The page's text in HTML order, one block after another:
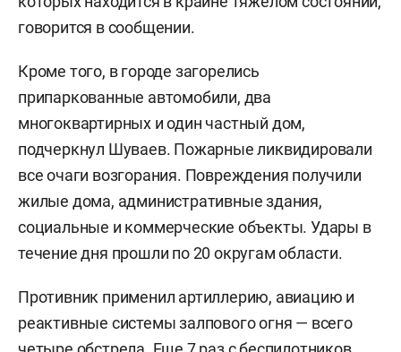
говорится в сообщении.
Кроме того, в городе загорелись
припаркованные автомобили, два
многоквартирных и один частный дом,
подчеркнул Шуваев. Пожарные ликвидировали
все очаги возгорания. Повреждения получили
жилые дома, административные здания,
социальные и коммерческие объекты. Удары в
течение дня прошли по 20 округам области.
Противник применил артиллерию, авиацию и
реактивные системы залпового огня — всего